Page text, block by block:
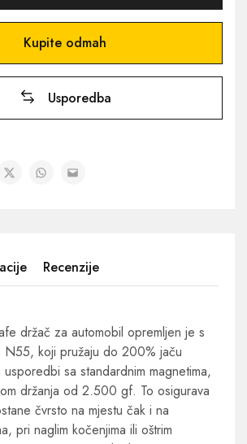
Kupite odmah
Usporedba
Recenzije
držač za automobil opremljen je s
N55, koji pružaju do 200% jaču
usporedbi sa standardnim magnetima,
držanja od 2.500 gf. To osigurava
čvrsto na mjestu čak i na
pri naglim kočenjima ili oštrim